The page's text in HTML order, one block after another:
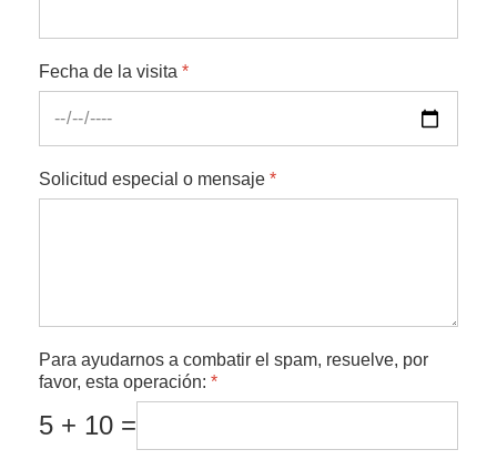
Fecha de la visita *
Solicitud especial o mensaje *
Para ayudarnos a combatir el spam, resuelve, por
favor, esta operación: *
5 + 10 =